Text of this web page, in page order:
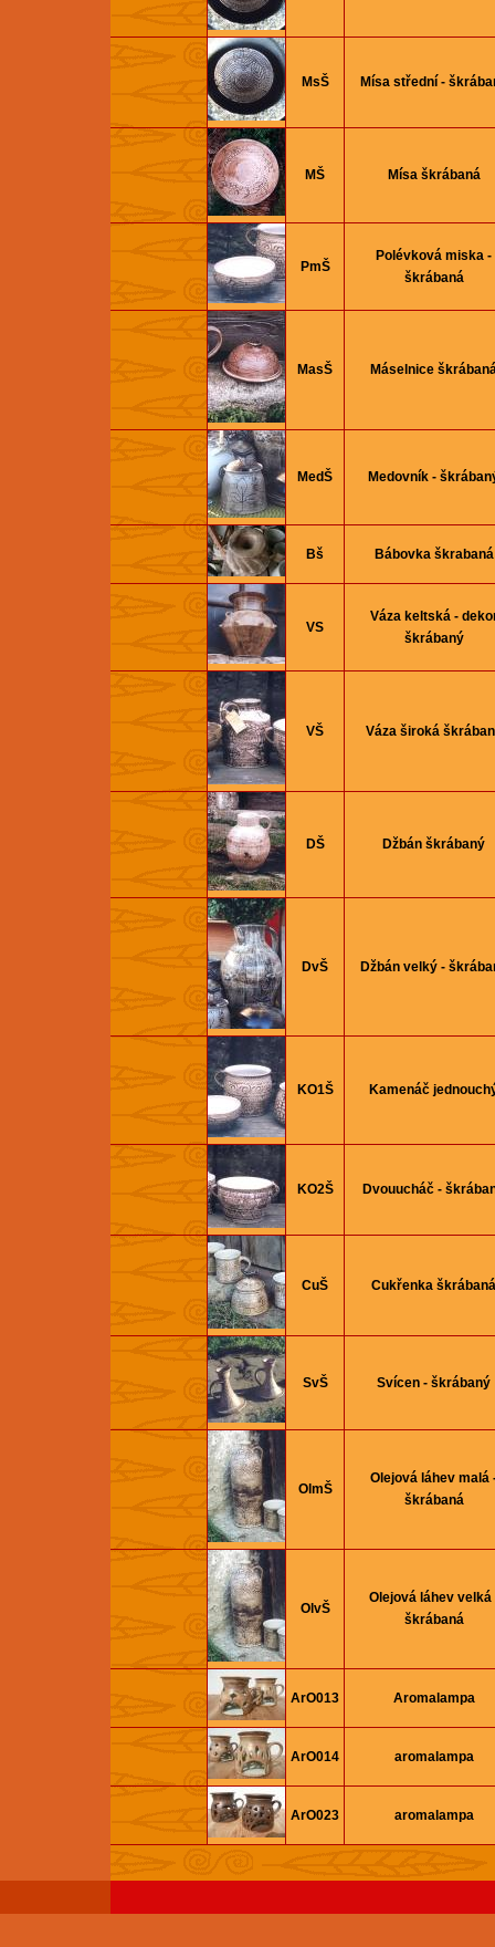
MsŠ Mísa střední -
MŠ Mísa škrábaná
PmŠ
Polévková miska -
škrábaná
MasŠ Máselnice
MedŠ Medovník -
Bš Bábovka škrabaná
VS
Váza keltská -
škrábaný
VŠ Váza široká
DŠ Džbán škrábaný
DvŠ Džbán velký -
KO1Š Kamenáč
KO2Š Dvouucháč -
CuŠ Cukřenka škrábaná
SvŠ Svícen - škrábaný
OlmŠ
Olejová láhev malá
škrábaná
OlvŠ
Olejová láhev velká
škrábaná
ArO013 Aromalampa
ArO014 aromalampa
ArO023 aromalampa